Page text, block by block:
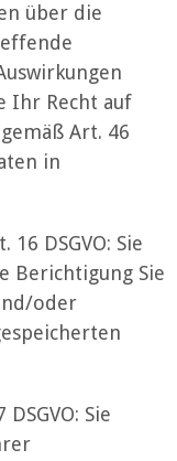
über die
Ihr Recht auf
Art. 46
in
DSGVO: Sie
Berichtigung Sie
oder
Sie